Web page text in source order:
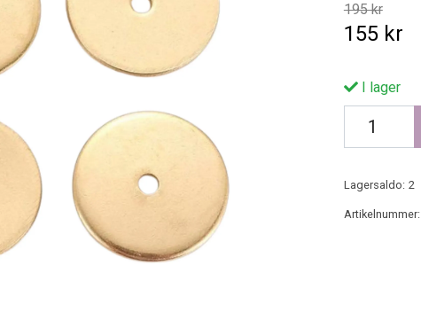
195 kr
155 kr
I lager
Lagersaldo: 2
Artikelnummer: